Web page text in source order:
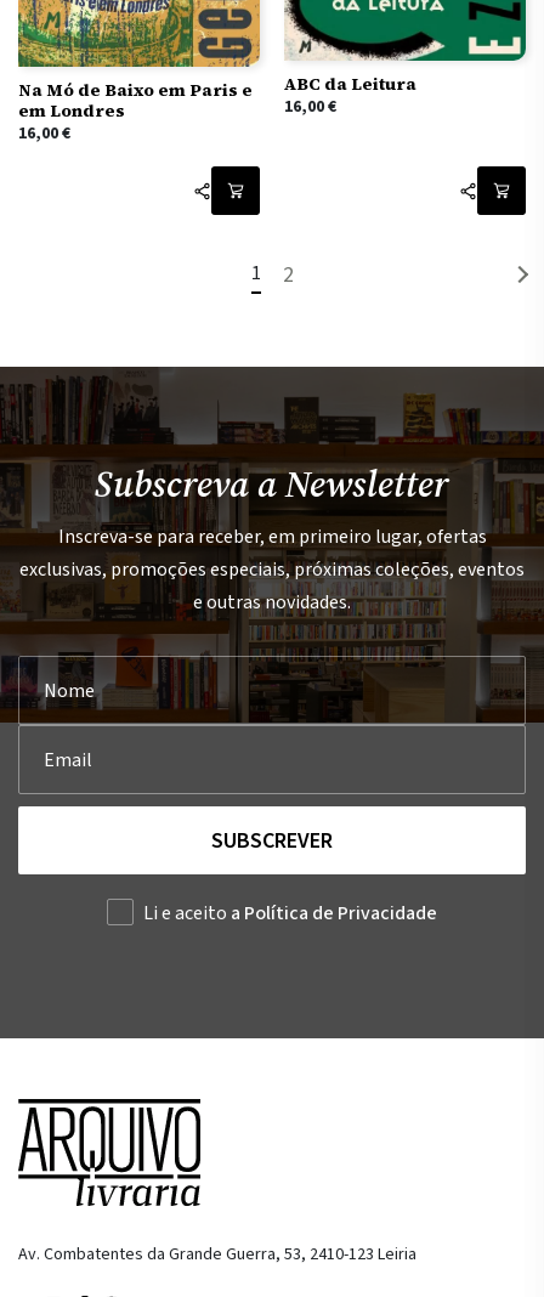
Na Mó de Baixo em Paris e
em Londres
16,00€
ABC da Leitura
16,00€
1 2
Subscreva a Newsletter
Inscreva-se para receber, em primeiro lugar, ofertas
exclusivas, promoções especiais, próximas coleções, eventos
e outras novidades.
SUBSCREVER
Li e aceito a Política de Privacidade
Av. Combatentes da Grande Guerra, 53, 2410-123 Leiria